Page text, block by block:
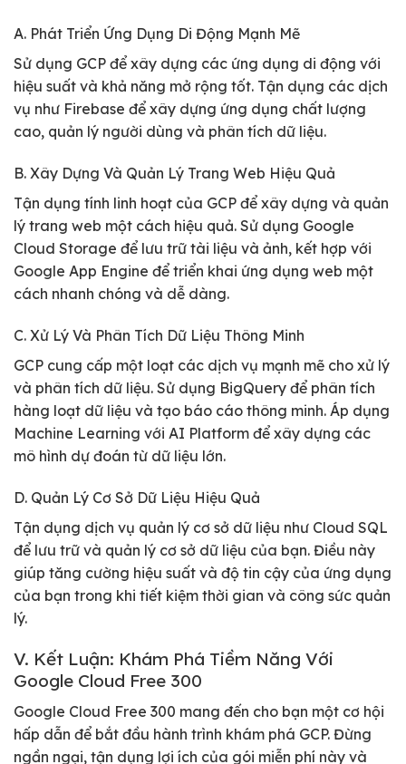
A. Phát Triển Ứng Dụng Di Động Mạnh Mẽ
Sử dụng GCP để xây dựng các ứng dụng di động với
hiệu suất và khả năng mở rộng tốt. Tận dụng các dịch
vụ như Firebase để xây dựng ứng dụng chất lượng
cao, quản lý người dùng và phân tích dữ liệu.
B. Xây Dựng Và Quản Lý Trang Web Hiệu Quả
Tận dụng tính linh hoạt của GCP để xây dựng và quản
lý trang web một cách hiệu quả. Sử dụng Google
Cloud Storage để lưu trữ tài liệu và ảnh, kết hợp với
Google App Engine để triển khai ứng dụng web một
cách nhanh chóng và dễ dàng.
C. Xử Lý Và Phân Tích Dữ Liệu Thông Minh
GCP cung cấp một loạt các dịch vụ mạnh mẽ cho xử lý
và phân tích dữ liệu. Sử dụng BigQuery để phân tích
hàng loạt dữ liệu và tạo báo cáo thông minh. Áp dụng
Machine Learning với AI Platform để xây dựng các
mô hình dự đoán từ dữ liệu lớn.
D. Quản Lý Cơ Sở Dữ Liệu Hiệu Quả
Tận dụng dịch vụ quản lý cơ sở dữ liệu như Cloud SQL
để lưu trữ và quản lý cơ sở dữ liệu của bạn. Điều này
giúp tăng cường hiệu suất và độ tin cậy của ứng dụng
của bạn trong khi tiết kiệm thời gian và công sức quản
lý.
V. Kết Luận: Khám Phá Tiềm Năng Với
Google Cloud Free 300
Google Cloud Free 300 mang đến cho bạn một cơ hội
hấp dẫn để bắt đầu hành trình khám phá GCP. Đừng
ngần ngại, tận dụng lợi ích của gói miễn phí này và